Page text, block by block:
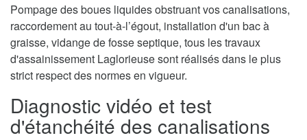
Pompage des boues liquides obstruant vos canalisations,
raccordement au tout-à-l’égout, installation d'un bac à
graisse, vidange de fosse septique, tous les travaux
d'assainissement Laglorieuse sont réalisés dans le plus
strict respect des normes en vigueur.
Diagnostic vidéo et test
d'étanchéité des canalisations